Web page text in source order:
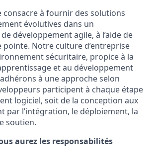
consacre à fournir des solutions
évolutives dans un
développement agile, à l’aide de
pointe. Notre culture d’entreprise
sécuritaire, propice à la
et au développement
à une approche selon
participent à chaque étape
logiciel, soit de la conception aux
par l’intégration, le déploiement, la
soutien.
aurez les responsabilités